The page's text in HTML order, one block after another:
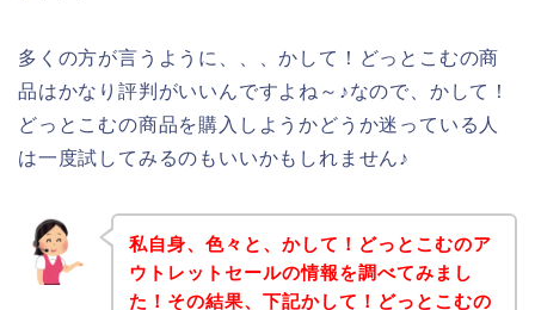
多くの方が言うように、、、かして！どっとこむの商
品はかなり評判がいいんですよね～♪なので、かして！
どっとこむの商品を購入しようかどうか迷っている人
は一度試してみるのもいいかもしれません♪
私自身、色々と、かして！どっとこむのア
ウトレットセールの情報を調べてみまし
た！その結果、下記かして！どっとこむの